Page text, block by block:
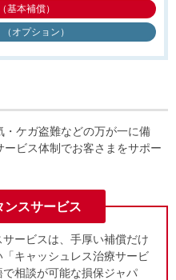
基本補償）
オプション）
ケガ盗難などの万が一に備
ビス体制でお客さまをサポー
ンスサービス
ービスは、手厚い補償だけ
キャッシュレス治療サービ
相談が可能な損保ジャパ